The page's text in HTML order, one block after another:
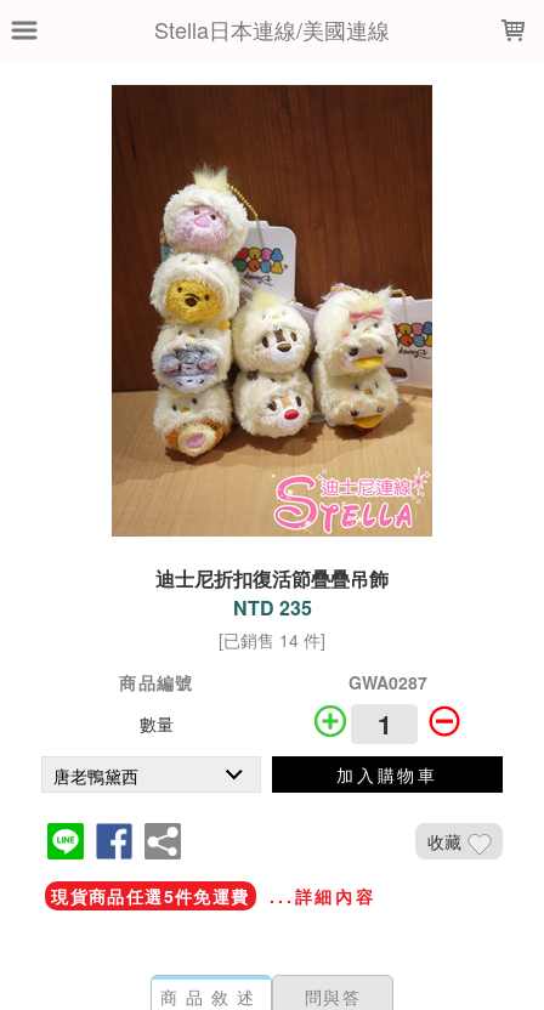
Stella日本連線/美國連線
迪士尼折扣復活節疊疊吊飾
NTD 235
[已銷售 14 件]
商品編號
GWA0287
數量
加入購物車
收藏
現貨商品任選5件免運費 ...詳細內容
商品敘述 問與答